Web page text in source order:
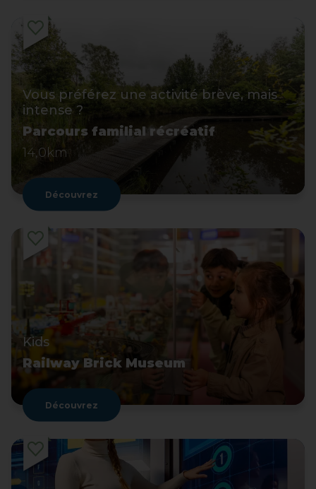
Vous préférez une activité brève, mais
intense ?
Parcours familial récréatif
14,0km
Découvrez
Kids
Railway Brick Museum
Découvrez